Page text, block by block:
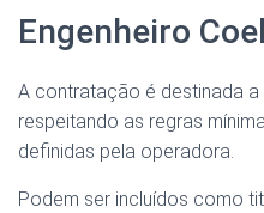
Engenheiro
A contratação é destinada
respeitando as regras
definidas pela operadora.
Podem ser incluídos como